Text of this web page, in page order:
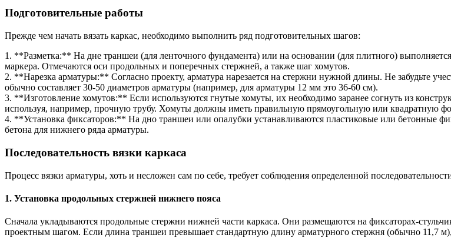
Подготовительные работы
Прежде чем начать вязать каркас, необходимо выполнить ряд подготовительных шагов:
1. **Разметка:** На дне траншеи (для ленточного фундамента) или на основании (для плитного)
маркера. Отмечаются оси продольных и поперечных стержней, а также шаг хомутов.
2. **Нарезка арматуры:** Согласно проекту, арматура нарезается на стержни нужной длины. Не забудьте
обычно составляет 30-50 диаметров арматуры (например, для арматуры 12 мм это 36-60 см).
3. **Изготовление хомутов:** Если используются гнутые хомуты, их необходимо заранее согнуть из
используя, например, прочную трубу. Хомуты должны иметь правильную прямоугольную или квадратную
4. **Установка фиксаторов:** На дно траншеи или опалубки устанавливаются пластиковые или бетонные
бетона для нижнего ряда арматуры.
Последовательность вязки каркаса
Процесс вязки арматуры, хоть и несложен сам по себе, требует соблюдения определенной
1. Установка продольных стержней нижнего пояса
Сначала укладываются продольные стержни нижней части каркаса. Они размещаются на фиксаторах-
проектным шагом. Если длина траншеи превышает стандартную длину арматурного стержня (обычно 11,7